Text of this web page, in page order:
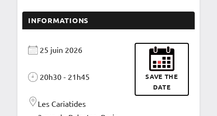
INFORMATIONS
25 juin 2026
20h30 - 21h45
Les Cariatides
SAVE THE
DATE